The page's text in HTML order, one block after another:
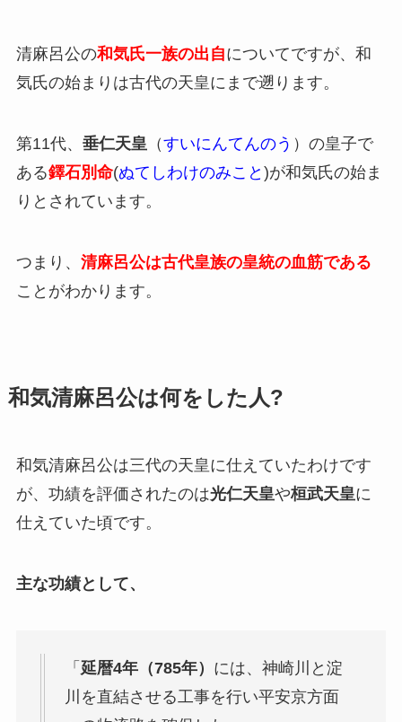
清麻呂公の和気氏一族の出自についてですが、和
気氏の始まりは古代の天皇にまで遡ります。
第11代、 垂仁天皇（すいにんてんのう ）の皇子で
ある鐸石別命(ぬてしわけのみこと )が和気氏の始ま
りとされています。
つまり、 清麻呂公は古代皇族の皇統の血筋である
ことがわかります。
和気清麻呂公は何をした人?
和気清麻呂公は三代の天皇に仕えていたわけです
が、功績を評価されたのは光仁天皇や桓武天皇に
仕えていた頃です。
主な功績として、
「 延暦4年（785年） には、神崎川と淀
川を直結させる工事を行い平安京方面